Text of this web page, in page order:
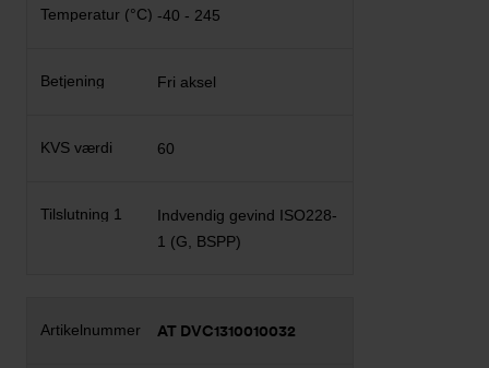
-40 - 245
Fri aksel
60
Indvendig gevind ISO228-
1 (G, BSPP)
AT DVC1310010032